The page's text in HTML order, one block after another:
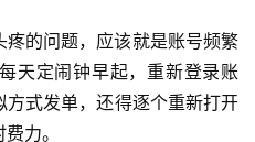
的问题，应该就是账号频繁
天定闹钟早起，重新登录账
式发单，还得逐个重新打开
力。